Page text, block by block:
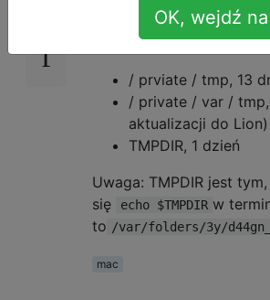
Najstarszy plik / folder,
każdym z nich, to
/ prviate / tmp, 13
/ private / var /
aktualizacji do Lion)
TMPDIR, 1 dzień
Uwaga: TMPDIR jest
się
echo $TMPDIR w
to /var/folders/3y/
mac
OK, wejdź